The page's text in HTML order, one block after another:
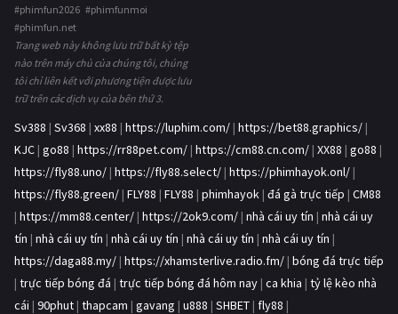
#phimfun2026 #phimfunmoi
#phimfun.net
Trang web này không lưu trữ bất kỳ tệp
nào trên máy chủ của chúng tôi, chúng
tôi chỉ liên kết với phương tiện được lưu
trữ trên các dịch vụ của bên thứ 3.
Sv388 | Sv368 | xx88 | https://luphim.com/ | https://bet88.graphics/ |
KJC | go88 | https://rr88pet.com/ | https://cm88.cn.com/ | XX88 | go88 |
https://fly88.uno/ | https://fly88.select/ | https://phimhayok.onl/ |
https://fly88.green/ | FLY88 | FLY88 | phimhayok | đá gà trực tiếp | CM88
| https://mm88.center/ | https://2ok9.com/ | nhà cái uy tín | nhà cái uy
tín | nhà cái uy tín | nhà cái uy tín | nhà cái uy tín | nhà cái uy tín |
https://daga88.my/ | https://xhamsterlive.radio.fm/ | bóng đá trực tiếp
| trực tiếp bóng đá | trực tiếp bóng đá hôm nay | ca khia | tỷ lệ kèo nhà
cái | 90phut | thapcam | gavang | u888 | SHBET | fly88 |